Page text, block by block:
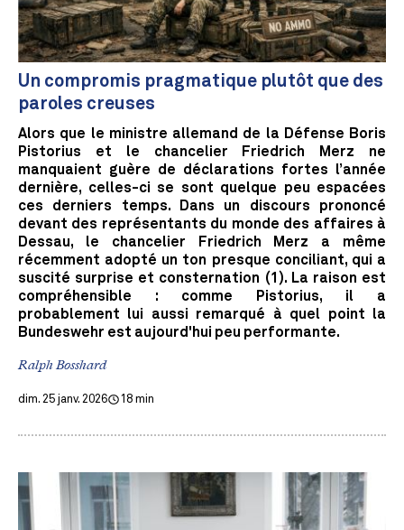
Un compromis pragmatique plutôt que des
paroles creuses
Alors que le ministre allemand de la Défense Boris
Pistorius et le chancelier Friedrich Merz ne
manquaient guère de déclarations fortes l’année
dernière, celles-ci se sont quelque peu espacées
ces derniers temps. Dans un discours prononcé
devant des représentants du monde des affaires à
Dessau, le chancelier Friedrich Merz a même
récemment adopté un ton presque conciliant, qui a
suscité surprise et consternation (1). La raison est
compréhensible : comme Pistorius, il a
probablement lui aussi remarqué à quel point la
Bundeswehr est aujourd'hui peu performante.
Ralph Bosshard
dim. 25 janv. 2026 18 min